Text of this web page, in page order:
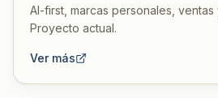
AI-first, marcas personales,
Proyecto actual.
Ver más